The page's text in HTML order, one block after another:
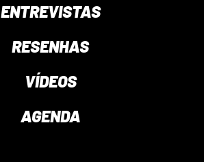
ENTREVISTAS
RESENHAS
VÍDEOS
AGENDA